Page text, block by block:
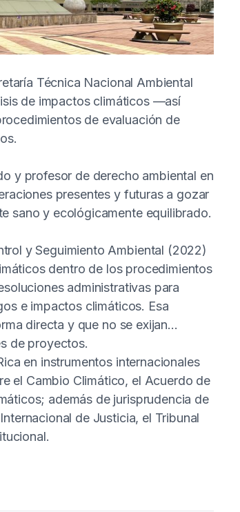
Técnica Nacional Ambiental
de impactos climáticos —así
de evaluación de
y profesor de derecho ambiental en
presentes y futuras a gozar
sano y ecológicamente equilibrado.
y Seguimiento Ambiental (2022)
dentro de los procedimientos
administrativas para
e impactos climáticos. Esa
directa y que no se exijan
de proyectos.
en instrumentos internacionales
el Cambio Climático, el Acuerdo de
además de jurisprudencia de
de Justicia, el Tribunal